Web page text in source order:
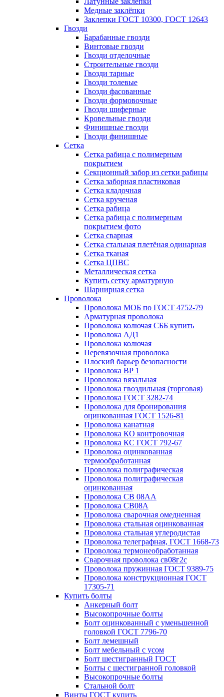
Медные заклёпки
Заклепки ГОСТ 10300, ГОСТ 12643
Гвозди
Барабанные гвозди
Винтовые гвозди
Гвозди отделочные
Строительные гвозди
Гвозди тарные
Гвозди толевые
Гвозди фасованные
Гвозди формовочные
Гвозди шиферные
Кровельные гвозди
Финишные гвозди
Гвозди финишные
Сетка
Сетка рабица с полимерным
покрытием
Секционный забор из сетки рабицы
Сетка заборная пластиковая
Сетка кладочная
Сетка крученая
Сетка рабица
Сетка рабица с полимерным
покрытием фото
Сетка сварная
Сетка стальная плетёная одинарная
Сетка тканая
Сетка ЦПВС
Металлическая сетка
Купить сетку арматурную
Шарнирная сетка
Проволока
Проволока МОБ по ГОСТ 4752-79
Арматурная проволока
Проволока колючая СББ купить
Проволока АД1
Проволока колючая
Перевязочная проволока
Плоский барьер безопасности
Проволока ВР 1
Проволока вязальная
Проволока гвоздильная (торговая)
Проволока ГОСТ 3282-74
Проволока для бронирования
оцинкованная ГОСТ 1526-81
Проволока канатная
Проволока КО контровочная
Проволока КС ГОСТ 792-67
Проволока оцинкованная
термообработанная
Проволока полиграфическая
Проволока полиграфическая
оцинкованная
Проволока СВ 08АА
Проволока СВ08А
Проволока сварочная омедненная
Проволока стальная оцинкованная
Проволока стальная углеродистая
Проволока телеграфная, ГОСТ 1668-73
Проволока термонеобработанная
Сварочная проволока св08г2с
Проволока пружинная ГОСТ 9389-75
Проволока конструкционная ГОСТ
17305-71
Купить болты
Анкерный болт
Высокопрочные болты
Болт оцинкованный с уменьшенной
головкой ГОСТ 7796-70
Болт лемешный
Болт мебельный с усом
Болт шестигранный ГОСТ
Болты с шестигранной головкой
Высокопрочные болты
Стальной болт
Винты ГОСТ купить